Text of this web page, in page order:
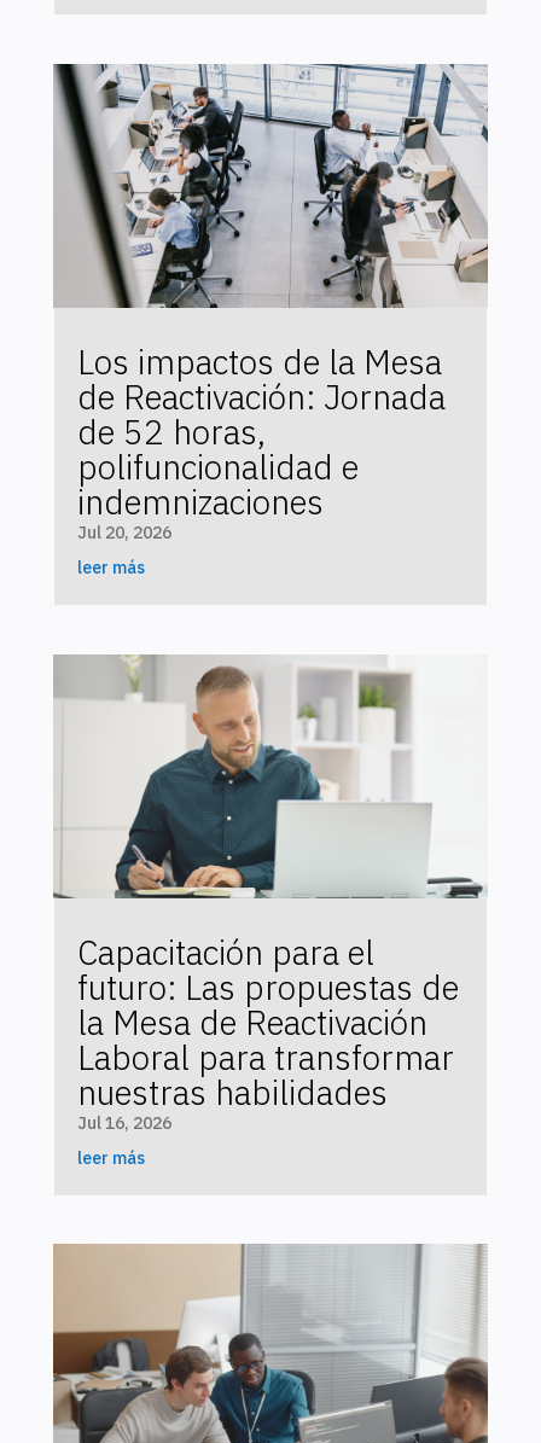
Los impactos de la Mesa
de Reactivación: Jornada
de 52 horas,
polifuncionalidad e
indemnizaciones
Jul 20, 2026
leer más
Capacitación para el
futuro: Las propuestas de
la Mesa de Reactivación
Laboral para transformar
nuestras habilidades
Jul 16, 2026
leer más